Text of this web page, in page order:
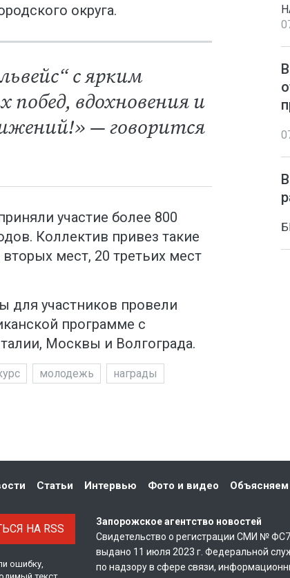
округа.
с ярким
вдохновения и
— говорится
участие более 800
Коллектив привез такие
мест, 20 третьих мест
для участников провели
программе с
Москвы и Волгограда.
молодежь награды
НА RSS
ошибку,
Статьи Интервью Фото и видео Объясняем
Запорожское агентство новостей
Свидетельство о регистрации СМИ №
выдано 11 июля 2023 г. Федеральной
по надзору в сфере связи,